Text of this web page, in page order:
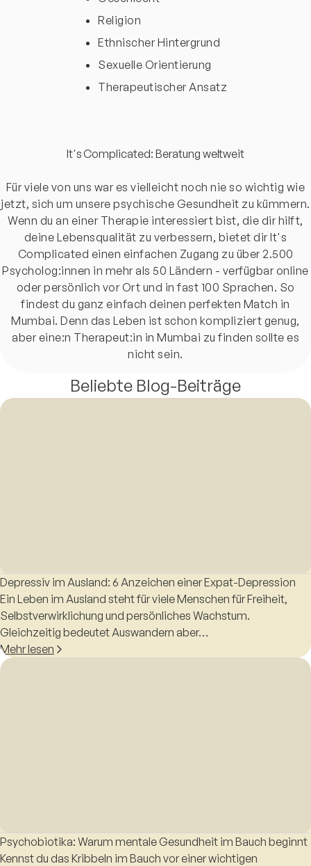
Religion
Ethnischer Hintergrund
Sexuelle Orientierung
Therapeutischer Ansatz
It's Complicated: Beratung weltweit
Für viele von uns war es vielleicht noch nie so wichtig wie
jetzt, sich um unsere psychische Gesundheit zu kümmern.
Wenn du an einer Therapie interessiert bist, die dir hilft,
deine Lebensqualität zu verbessern, bietet dir It's
Complicated einen einfachen Zugang zu über 2.500
Psycholog:innen in mehr als 50 Ländern - verfügbar online
oder persönlich vor Ort und in fast 100 Sprachen. So
findest du ganz einfach deinen perfekten Match in
Mumbai. Denn das Leben ist schon kompliziert genug,
aber eine:n Therapeut:in in Mumbai zu finden sollte es
nicht sein.
Beliebte Blog-Beiträge
Depressiv im Ausland: 6 Anzeichen einer Expat-Depression
Ein Leben im Ausland steht für viele Menschen für Freiheit,
Selbstverwirklichung und persönliches Wachstum.
Gleichzeitig bedeutet Auswandern aber…
Mehr lesen
Psychobiotika: Warum mentale Gesundheit im Bauch beginnt
Kennst du das Kribbeln im Bauch vor einer wichtigen